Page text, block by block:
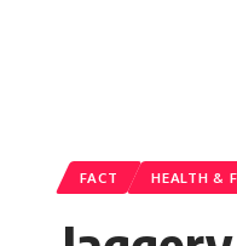
FACT HEALTH &